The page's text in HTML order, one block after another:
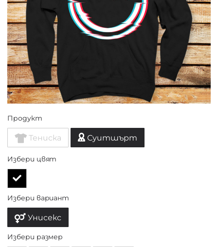
Продукт
Тениска Суитшърт
Избери цвят
Избери вариант
Унисекс
Избери размер